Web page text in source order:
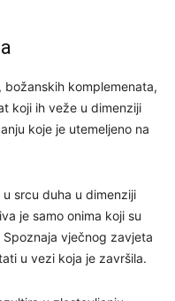
komplemenata,
koji ih veže u dimenziji
koje je utemeljeno na
srcu duha u dimenziji
je samo onima koji su
vječnog zavjeta
u vezi koja je završila.